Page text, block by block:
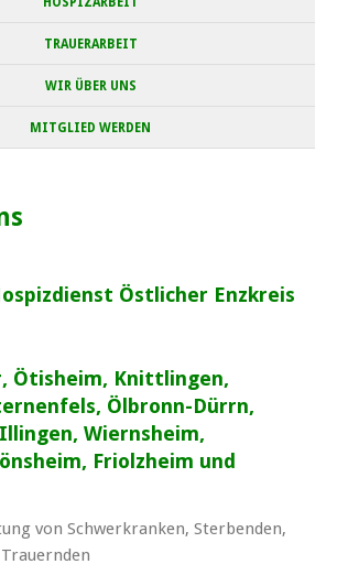
TRAUERARBEIT
WIR ÜBER UNS
MITGLIED WERDEN
Östlicher Enzkreis
Ötisheim, Knittlingen,
Ölbronn-Dürrn,
Wiernsheim,
Friolzheim und
von Schwerkranken, Sterbenden,